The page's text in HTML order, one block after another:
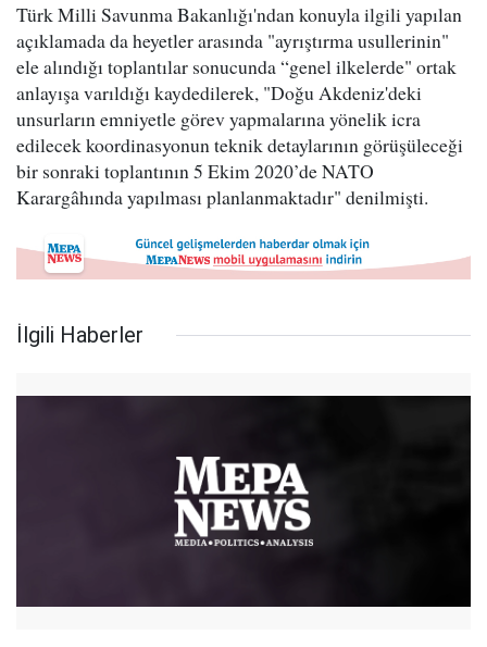
Türk Milli Savunma Bakanlığı'ndan konuyla ilgili yapılan
açıklamada da heyetler arasında "ayrıştırma usullerinin"
ele alındığı toplantılar sonucunda “genel ilkelerde" ortak
anlayışa varıldığı kaydedilerek, "Doğu Akdeniz'deki
unsurların emniyetle görev yapmalarına yönelik icra
edilecek koordinasyonun teknik detaylarının görüşüleceği
bir sonraki toplantının 5 Ekim 2020’de NATO
Karargâhında yapılması planlanmaktadır" denilmişti.
İlgili Haberler